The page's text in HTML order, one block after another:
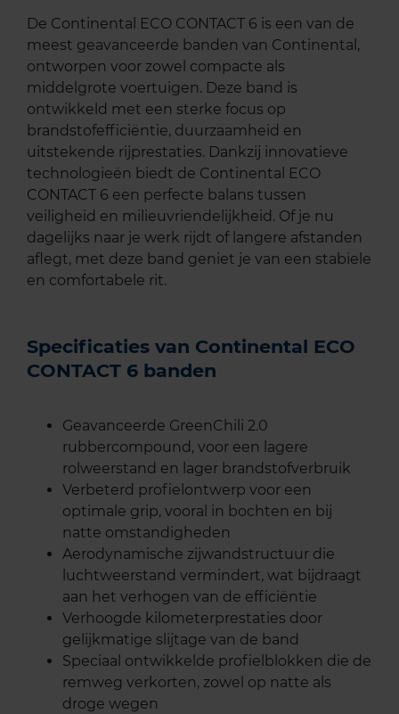
De Continental ECO CONTACT 6 is een van de
meest geavanceerde banden van Continental,
ontworpen voor zowel compacte als
middelgrote voertuigen. Deze band is
ontwikkeld met een sterke focus op
brandstofefficiëntie, duurzaamheid en
uitstekende rijprestaties. Dankzij innovatieve
technologieën biedt de Continental ECO
CONTACT 6 een perfecte balans tussen
veiligheid en milieuvriendelijkheid. Of je nu
dagelijks naar je werk rijdt of langere afstanden
aflegt, met deze band geniet je van een stabiele
en comfortabele rit.
Specificaties van Continental ECO
CONTACT 6 banden
Geavanceerde GreenChili 2.0
rubbercompound, voor een lagere
rolweerstand en lager brandstofverbruik
Verbeterd profielontwerp voor een
optimale grip, vooral in bochten en bij
natte omstandigheden
Aerodynamische zijwandstructuur die
luchtweerstand vermindert, wat bijdraagt
aan het verhogen van de efficiëntie
Verhoogde kilometerprestaties door
gelijkmatige slijtage van de band
Speciaal ontwikkelde profielblokken die de
remweg verkorten, zowel op natte als
droge wegen